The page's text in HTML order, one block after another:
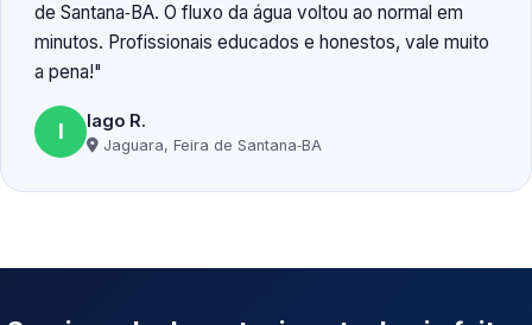
de Santana‑BA. O fluxo da água voltou ao normal em
minutos. Profissionais educados e honestos, vale muito
a pena!
I Iago R.
Jaguara, Feira de Santana‑BA